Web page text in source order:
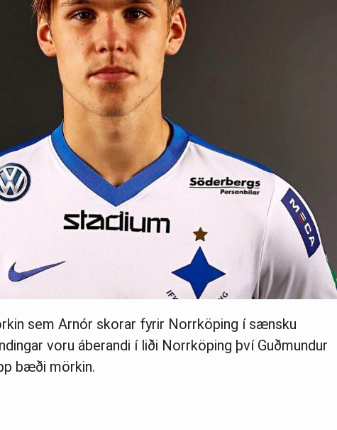
sem Arnór skorar fyrir Norr­köp­ing í sænsku
voru áberandi í liði Norr­köp­ing því Guðmundur
bæði mörkin.